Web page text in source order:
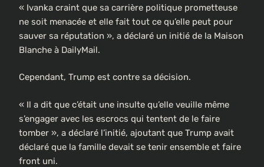
« Ivanka craint que sa carrière politique prometteuse
ne soit menacée et elle fait tout ce qu’elle peut pour
sauver sa réputation », a déclaré un initié de la Maison
Blanche à DailyMail.
Cependant, Trump est contre sa décision.
« Il a dit que c’était une insulte qu’elle veuille même
s’engager avec les escrocs qui tentent de le faire
tomber », a déclaré l’initié, ajoutant que Trump avait
déclaré que la famille devait se tenir ensemble et faire
front uni.